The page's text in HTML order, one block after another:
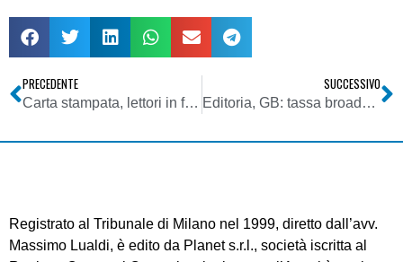
PRECEDENTE
Carta stampata, lettori in fuga. Audipress: in calo quasi tutti i quotidiani. Repubblica peggio del Corsera, vola Il Giorno a +24%
SUCCESSIVO
Editoria, GB: tassa broadband per finanziare i giornali. Ricavato a editori per sostenere migrazione al digitale
Registrato al Tribunale di Milano nel 1999, diretto dall’avv.
Massimo Lualdi, è edito da Planet s.r.l., società iscritta al